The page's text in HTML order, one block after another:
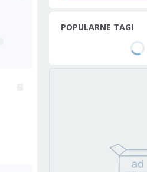
POPULARNE TAGI